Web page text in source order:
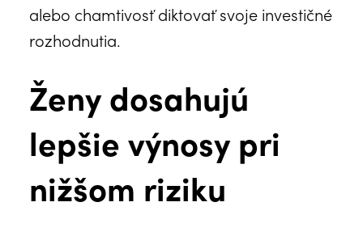
alebo chamtivosť diktovať svoje investičné
rozhodnutia.
Ženy dosahujú
lepšie výnosy pri
nižšom riziku